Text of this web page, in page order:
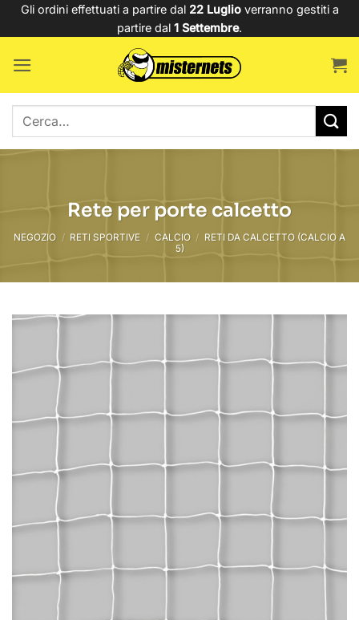
SaltaGli ordini effettuati a partire dal 22 Luglioverranno gestiti a
partire dal 1 Settembre.
Cerca:
Rete per porte calcetto
NEGOZIO / RETI SPORTIVE / CALCIO / RETI DA CALCETTO (CALCIO A
5)